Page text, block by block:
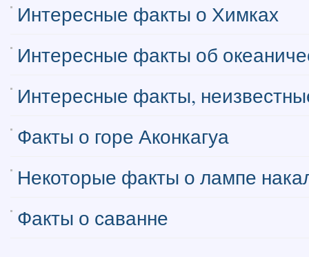
Интересные факты о Химках
Интересные факты об
Интересные факты,
Факты о горе Аконкагуа
Некоторые факты о лампе
Факты о саванне